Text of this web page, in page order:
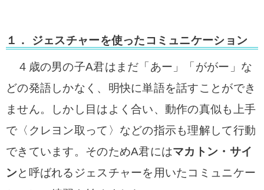
１． ジェスチャーを使ったコミュニケーション
４歳の男の子A君はまだ「あー」「ががー」な
どの発語しかなく、明快に単語を話すことができ
ません。しかし目はよく合い、動作の真似も上手
で〈クレヨン取って〉などの指示も理解して行動
できています。そのためA君にはマカトン・サイ
ンと呼ばれるジェスチャーを用いたコミュニケー